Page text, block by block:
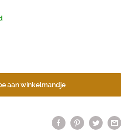
aan winkelmandje